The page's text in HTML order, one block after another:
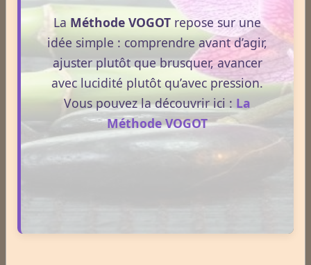
maîtrise du souffle appelé le Prânayama,
le Yogi doit apprendre à toujours respirer
avec le nez, réservant le souffle avec la
bouche uniquement pour des exercices
particuliers. Pour ce faire il applique des
gestes sur les narines et trouve une
grande intériorité au seul contact des
doigts avec les narines.
La Méthode VOGOT repose sur une
idée simple : comprendre avant d’agir,
ajuster plutôt que brusquer, avancer
avec lucidité plutôt qu’avec pression.
Vous pouvez la découvrir ici : La
Méthode VOGOT